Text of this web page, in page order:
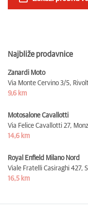
Najbliže prodavnice
Zanardi Moto
Via Monte Cervino 3/5,
9,6 km
Motosalone Cavallotti
Via Felice Cavallotti 27,
14,6 km
Royal Enfield Milano Nord
Viale Fratelli Casiraghi 427,
16,5 km